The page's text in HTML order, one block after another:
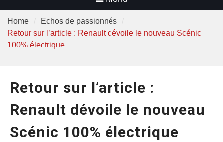
Home
Echos de passionnés
Retour sur l’article : Renault dévoile le nouveau Scénic
100% électrique
Retour sur l’article :
Renault dévoile le nouveau
Scénic 100% électrique